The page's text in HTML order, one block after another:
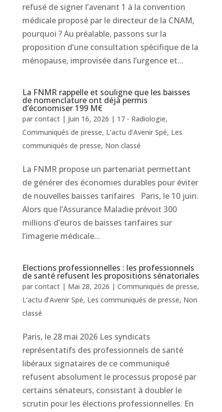
refusé de signer l’avenant 1 à la convention
médicale proposé par le directeur de la CNAM,
pourquoi ? Au préalable, passons sur la
proposition d’une consultation spécifique de la
ménopause, improvisée dans l’urgence et...
La FNMR rappelle et souligne que les baisses
de nomenclature ont déjà permis
d’économiser 199 M€
par contact| Juin 16, 2026 | 17 - Radiologie,
Communiqués de presse, L’actu d’Avenir Spé, Les
communiqués de presse, Non classé
La FNMR propose un partenariat permettant
de générer des économies durables pour éviter
de nouvelles baisses tarifaires Paris, le 10 juin.
Alors que l’Assurance Maladie prévoit 300
millions d’euros de baisses tarifaires sur
l’imagerie médicale...
Elections professionnelles : les professionnels
de santé refusent les propositions sénatoriales
par contact| Mai 28, 2026 | Communiqués de presse,
L’actu d’Avenir Spé, Les communiqués de presse, Non
classé
Paris, le 28 mai 2026 Les syndicats
représentatifs des professionnels de santé
libéraux signataires de ce communiqué
refusent absolument le processus proposé par
certains sénateurs, consistant à doubler le
scrutin pour les élections professionnelles. En